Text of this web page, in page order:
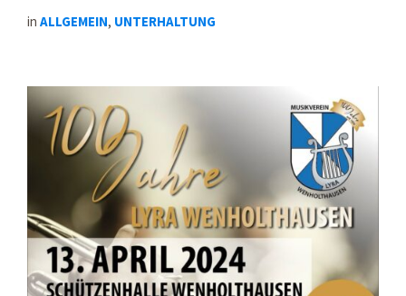
in ALLGEMEIN, UNTERHALTUNG